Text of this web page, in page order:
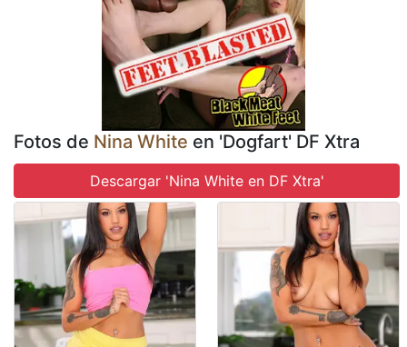
Fotos de Nina White en 'Dogfart' DF Xtra
Descargar 'Nina White en DF Xtra'